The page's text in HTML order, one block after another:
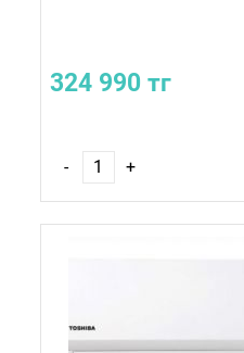
324 990 тг
- +